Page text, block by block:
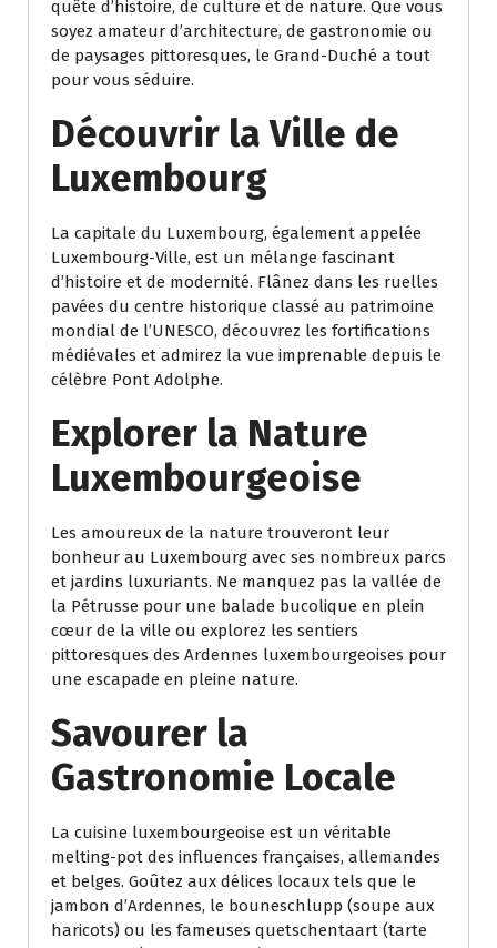
quête d’histoire, de culture et de nature. Que vous
soyez amateur d’architecture, de gastronomie ou
de paysages pittoresques, le Grand-Duché a tout
pour vous séduire.
Découvrir la Ville de
Luxembourg
La capitale du Luxembourg, également appelée
Luxembourg-Ville, est un mélange fascinant
d’histoire et de modernité. Flânez dans les ruelles
pavées du centre historique classé au patrimoine
mondial de l’UNESCO, découvrez les fortifications
médiévales et admirez la vue imprenable depuis le
célèbre Pont Adolphe.
Explorer la Nature
Luxembourgeoise
Les amoureux de la nature trouveront leur
bonheur au Luxembourg avec ses nombreux parcs
et jardins luxuriants. Ne manquez pas la vallée de
la Pétrusse pour une balade bucolique en plein
cœur de la ville ou explorez les sentiers
pittoresques des Ardennes luxembourgeoises pour
une escapade en pleine nature.
Savourer la
Gastronomie Locale
La cuisine luxembourgeoise est un véritable
melting-pot des influences françaises, allemandes
et belges. Goûtez aux délices locaux tels que le
jambon d’Ardennes, le bouneschlupp (soupe aux
haricots) ou les fameuses quetschentaart (tarte